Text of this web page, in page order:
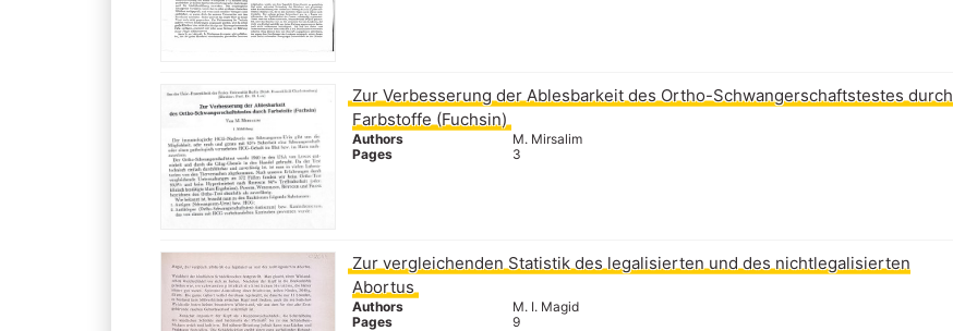
Zur Verbesserung der Ablesbarkeit des Ortho-Schwangerschaftstestes durch
Farbstoffe (Fuchsin)
Authors
M. Mirsalim
Pages
3
Zur vergleichenden Statistik des legalisierten und des nichtlegalisierten
Abortus
Authors
M. I. Magid
Pages
9